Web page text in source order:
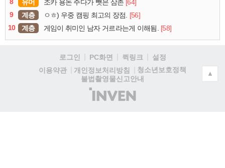
유머 조카 용돈 주다가 뺏은 삼촌 [64]
9
계층 ㅇㅎ) 우중 캠핑 최고의 장점.
[56]
10
계층 게임이 취미인 남자 거르라는게 이해됨. [58]
로그인 PC화면 퀵링크
설정
이용약관
개인정보처리방침
청소년보호정책
불법촬영물신고안내
(주)
인
▲